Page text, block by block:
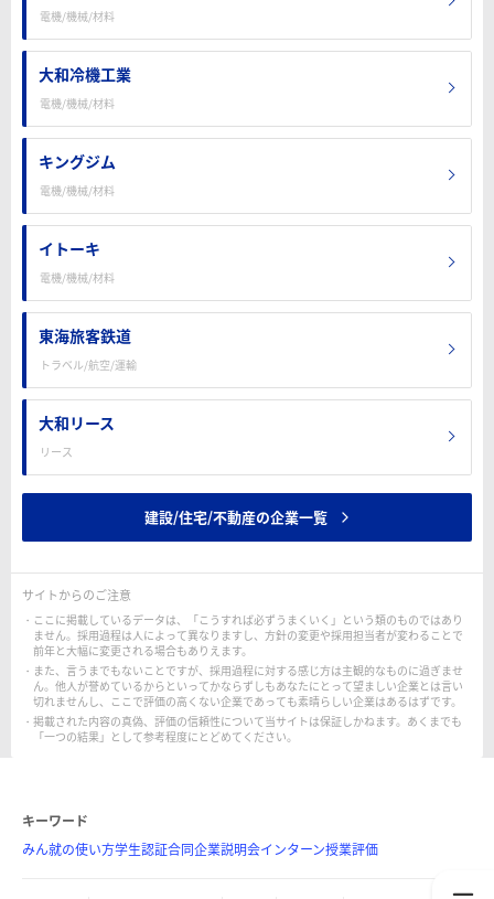
電機/機械/材料
大和冷機工業
電機/機械/材料
キングジム
電機/機械/材料
イトーキ
電機/機械/材料
東海旅客鉄道
トラベル/航空/運輸
大和リース
リース
建設/住宅/不動産の企業一覧
サイトからのご注意
ここに掲載しているデータは、「こうすれば必ずうまくいく」という類のものではあり
ません。採用過程は人によって異なりますし、方針の変更や採用担当者が変わることで
前年と大幅に変更される場合もありえます。
また、言うまでもないことですが、採用過程に対する感じ方は主観的なものに過ぎませ
ん。他人が誉めているからといってかならずしもあなたにとって望ましい企業とは言い
切れませんし、ここで評価の高くない企業であっても素晴らしい企業はあるはずです。
掲載された内容の真偽、評価の信頼性について当サイトは保証しかねます。あくまでも
「一つの結果」として参考程度にとどめてください。
キーワード
みん就の使い方学生認証合同企業説明会インターン授業評価